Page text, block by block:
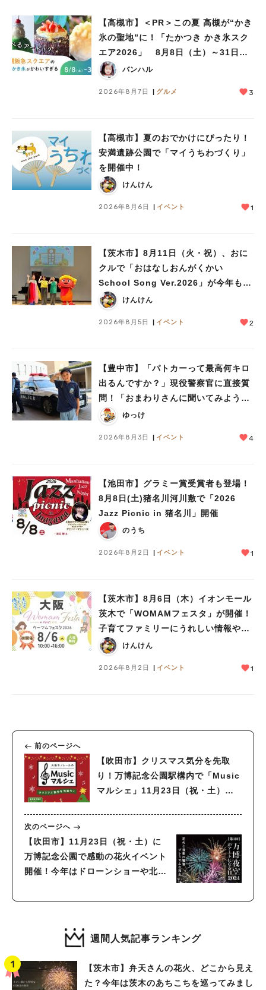
【高槻市】＜PR＞この夏 高槻が“かき
氷の聖地”に！「たかつき かき氷スク
エア2026」 8月8日（土）～31日
（月）バンハル
2026年8月7日 グルメ 3
【高槻市】夏のおでかけにぴったり！
安満遺跡公園で「マイうちわづくり」
を開催中！
けんけん
2026年8月6日 イベント 1
【茨木市】8月11日（火・祝）、おに
クルで「おはなしおんがくかい
School Song Ver.2026」が今年も開
催！テーマは「学校」♪
けんけん
2026年8月5日 イベント 2
【豊中市】「パトカーって最高何キロ
出るんですか？」現役警察官に直接質
問！「おまわりさんに聞いてみよう」
に参加しました
ゆっけ
2026年8月3日 イベント 4
【池田市】グラミー賞受賞者も登場！
8月8日(土)猪名川河川敷で「2026
Jazz Picnic in 猪名川」開催
のうち
2026年8月2日 イベント 1
【茨木市】8月6日（木）イオンモール
茨木で「WOMAMフェスタ」が開催！
子育てファミリーにうれしい情報やプ
レゼントがいっぱい♪
けんけん
2026年8月2日 イベント 1
前のページへ
【吹田市】クリスマス気分を先取
り！万博記念公園駅構内で「Music
マルシェ」11月23日（祝・土）・
次のページへ
【吹田市】11月23日（祝・土）に
万博記念公園で感動の花火イベント
開催！今年はドローンショーや北摂
週間人気記事ランキング
【茨木市】弁天さんの花火、どこから見え
た？今年は茨木のあちこちを巡ってみまし
人気のキーワード
#今週どこいく？ #自然とふれあう#ランチ #カフェ#まとめ
#教えたい／教えて投稿記事#大阪学院大 商品開発プロジェクト
#あなたはどっち？